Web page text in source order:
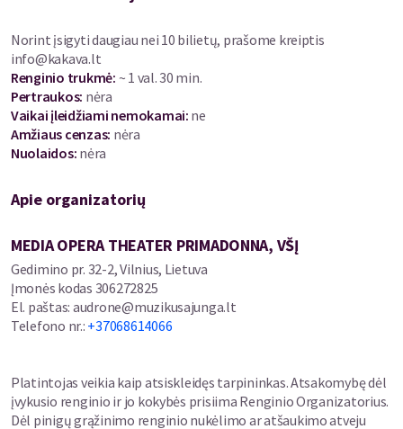
pasaulėjautą.
Muzikinį spektaklio audinį sudaro įvairių žanrų Čiurlionio kūriniai.
Skamba Čiurlionio harmonizuota lietuvių liaudies daina „Sutems
tamsi naktužėlė“, atliekama Vilniaus sakralinės muzikos choro
ADORAMUS. Kamerinę liniją tęsia Kvarteto pirmoji dalis,
aranžuota orkestrui Vilhelmo Čepinskio ir atliekama Šiaulių
Simfoninį mastelį kuria simfoninių poemų „Miške“ ir „Jūra“
nacionalinio simfoninio orkestro ir Kauno valstybinio choro
(meno vadovas Petras Bingelis), diriguojant Juozui Domarkui.
„Čiurlionis: matau muziką“ kviečia žiūrovą ne stebėti, o patirti –
įsiklausyti į judesį, šviesą ir garsą, per kuriuos atsiskleidžia gyvas,
nuolat kintantis Čiurlionio pasaulis.
***
Privatus seansas
Norint įsigyti daugiau nei 10 bilietų, prašome kreiptis
info@kakava.lt
Renginio trukmė: ~ 1 val. 30 min.
Pertraukos: nėra
Vaikai įleidžiami nemokamai: ne
Amžiaus cenzas: nėra
Nuolaidos: nėra
Apie organizatorių
MEDIA OPERA THEATER PRIMADONNA, VŠĮ
Gedimino pr. 32-2, Vilnius, Lietuva
Įmonės kodas 306272825
El. paštas: audrone@muzikusajunga.lt
Telefono nr.: +37068614066
Platintojas veikia kaip atsiskleidęs tarpininkas. Atsakomybę dėl
įvykusio renginio ir jo kokybės prisiima Renginio Organizatorius.
Dėl pinigų grąžinimo renginio nukėlimo ar atšaukimo atveju